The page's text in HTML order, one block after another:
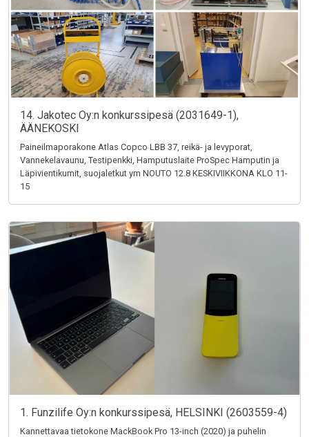
14. Jakotec Oy:n konkurssipesä (2031649-1),
ÄÄNEKOSKI
Paineilmaporakone Atlas Copco LBB 37, reikä- ja levyporat,
Vannekelavaunu, Testipenkki, Hamputuslaite ProSpec Hamputin ja
Läpivientikumit, suojaletkut ym NOUTO 12.8 KESKIVIIKKONA KLO 11-
15
1. Funzilife Oy:n konkurssipesä, HELSINKI (2603559-4)
Kannettavaa tietokone MackBook Pro 13-inch (2020) ja puhelin